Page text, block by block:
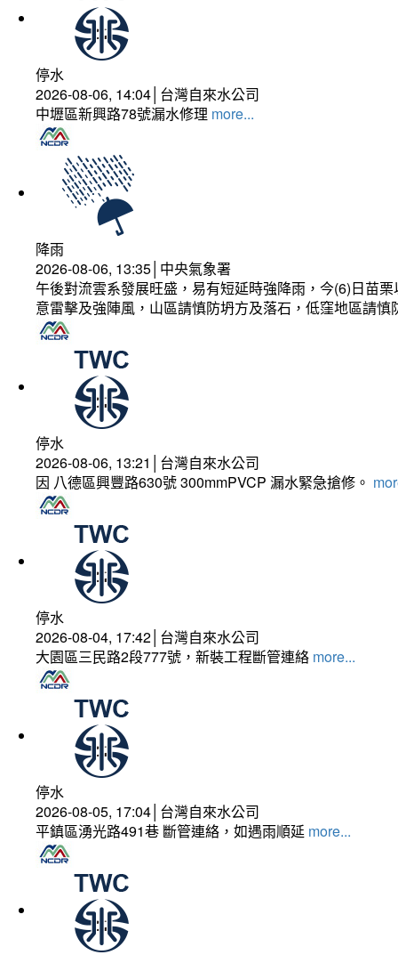
停水
2026-08-06, 14:04│台灣自來水公司
中壢區新興路78號漏水修理 more...
降雨
2026-08-06, 13:35│中央氣象署
午後對流雲系發展旺盛，易有短延時強降雨，今(6)日苗
意雷擊及強陣風，山區請慎防坍方及落石，低窪地區請
停水
2026-08-06, 13:21│台灣自來水公司
因 八德區興豐路630號 300mmPVCP 漏水緊急搶修。
停水
2026-08-04, 17:42│台灣自來水公司
大園區三民路2段777號，新裝工程斷管連絡 more...
停水
2026-08-05, 17:04│台灣自來水公司
平鎮區湧光路491巷 斷管連絡，如遇雨順延 more...